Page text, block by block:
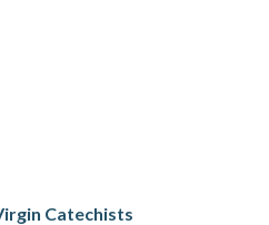
Catechists